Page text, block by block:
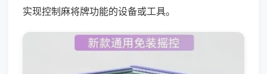
实现控制麻将牌功能的设备或工具。